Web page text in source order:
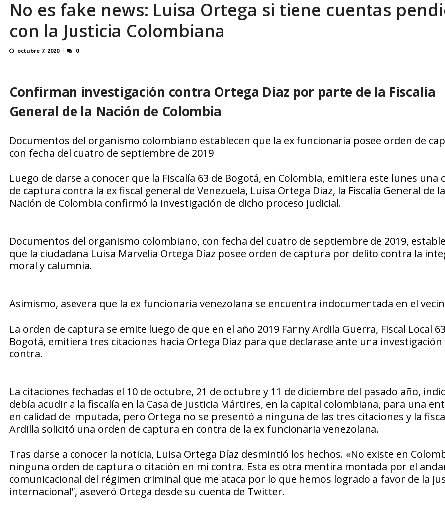
¿QUE PROTEGES TU? Por: Miguel Ángel León R AGOSTO 8, 2026
No es fake news: Luisa Ortega si tiene cuentas
con la Justicia Colombiana
octubre 7, 2020 0
Confirman investigación contra Ortega Díaz por parte de la Fiscalía
General de la Nación de Colombia
Documentos del organismo colombiano establecen que la ex funcionaria posee orden de
con fecha del cuatro de septiembre de 2019
Luego de darse a conocer que la Fiscalía 63 de Bogotá, en Colombia, emitiera este lunes una
de captura contra la ex fiscal general de Venezuela, Luisa Ortega Diaz, la Fiscalía General de la
Nación de Colombia confirmó la investigación de dicho proceso judicial.
Documentos del organismo colombiano, con fecha del cuatro de septiembre de 2019,
que la ciudadana Luisa Marvelia Ortega Díaz posee orden de captura por delito contra la
moral y calumnia.
Asimismo, asevera que la ex funcionaria venezolana se encuentra indocumentada en el
La orden de captura se emite luego de que en el año 2019 Fanny Ardila Guerra, Fiscal Local
Bogotá, emitiera tres citaciones hacia Ortega Díaz para que declarase ante una investigación
contra.
La citaciones fechadas el 10 de octubre, 21 de octubre y 11 de diciembre del pasado año,
debía acudir a la fiscalía en la Casa de Justicia Mártires, en la capital colombiana, para una
en calidad de imputada, pero Ortega no se presentó a ninguna de las tres citaciones y la
Ardilla solicitó una orden de captura en contra de la ex funcionaria venezolana.
Tras darse a conocer la noticia, Luisa Ortega Díaz desmintió los hechos. «No existe en
ninguna orden de captura o citación en mi contra. Esta es otra mentira montada por el
comunicacional del régimen criminal que me ataca por lo que hemos logrado a favor de la
internacional”, aseveró Ortega desde su cuenta de Twitter.